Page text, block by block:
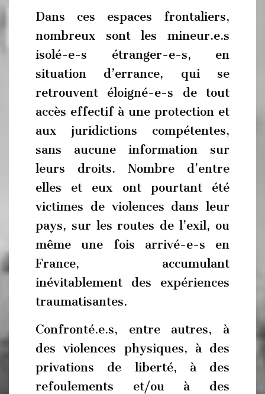
Dans ces espaces frontaliers,
nombreux sont les mineur.e.s
isolé-e-s étranger-e-s, en
situation d’errance, qui se
retrouvent éloigné-e-s de tout
accès effectif à une protection et
aux juridictions compétentes,
sans aucune information sur
leurs droits. Nombre d’entre
elles et eux ont pourtant été
victimes de violences dans leur
pays, sur les routes de l’exil, ou
même une fois arrivé-e-s en
France, accumulant
inévitablement des expériences
traumatisantes.
Confronté.e.s, entre autres, à
des violences physiques, à des
privations de liberté, à des
refoulements et/ou à des